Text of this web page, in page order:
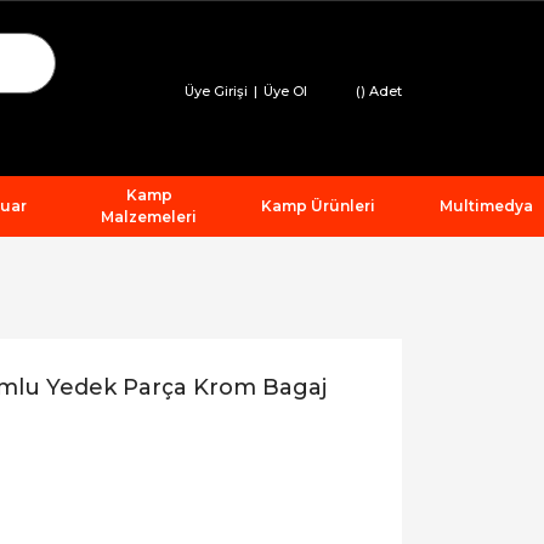
Üye Girişi | Üye Ol () Adet
Kamp
Malzemeleri
Kamp Ürünleri Multimedya
Yedek Parça Krom Bagaj